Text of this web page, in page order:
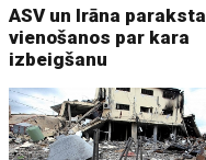
ASV un Irāna paraksta
vienošanos par kara
izbeigšanu